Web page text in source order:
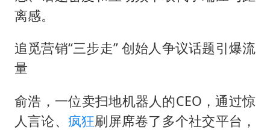
离感。
追觅营销“三步走” 创始人争议话题引爆流
量
俞浩，一位卖扫地机器人的CEO，通过惊
人言论、 疯狂刷屏席卷了多个社交平台，